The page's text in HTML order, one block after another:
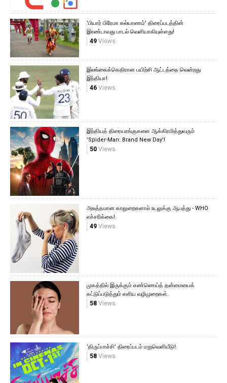
'பியார் பிரேமா கல்யாணம்' திரைப்படத்தின்
இரண்டாவது பாடல் வெளியாகியுள்ளது!
49Views
இலங்கைக்கெதிரான பயிற்சி ஆட்டத்தை வென்றது
இந்தியா!
46Views
இந்தியத் திரையரங்குகளை ஆக்கிரமித்துவரும்
'Spider-Man: Brand New Day'!
50Views
அசுத்தமான காலுறைகளால் உடலுக்கு ஆபத்து - WHO
எச்சரிக்கை!
49Views
முகத்தில் இருக்கும் எண்ணெய்த் தன்மையைக்
கட்டுப்படுத்தும் எளிய வழிமுறைகள்.
58Views
'திருப்பாச்சி' திரைப்படம் மறுவெளியீடு!
58Views